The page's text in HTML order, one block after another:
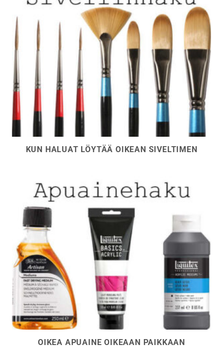
KUN HALUAT LÖYTÄÄ OIKEAN SIVELTIMEN
OIKEA APUAINE OIKEAAN PAIKKAAN